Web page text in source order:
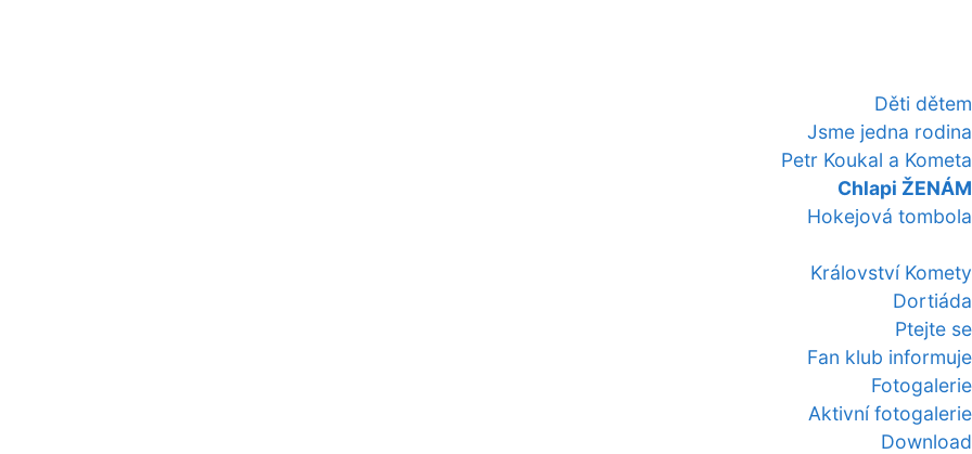
Děti dětem
Jsme jedna rodina
Petr Koukal a Kometa
Chlapi ŽENÁM
Hokejová tombola
Království Komety
Dortiáda
Ptejte se
Fan klub informuje
Fotogalerie
Aktivní fotogalerie
Download